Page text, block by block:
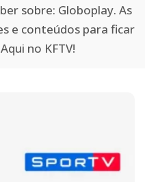
sobre: Globoplay. As
e conteúdos para ficar
no KFTV!